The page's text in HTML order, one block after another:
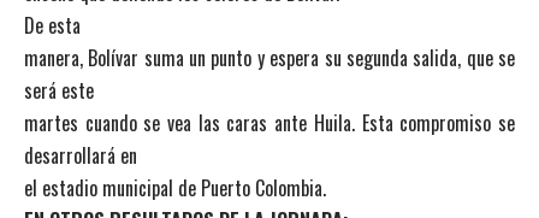
De esta
manera, Bolívar suma un punto y espera su segunda salida, que se
será este
martes cuando se vea las caras ante Huila. Esta compromiso se
desarrollará en
el estadio municipal de Puerto Colombia.